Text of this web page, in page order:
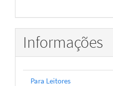
Informações
Para Leitores